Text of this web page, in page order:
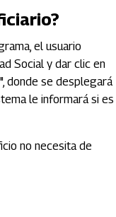
el usuario
Social y dar clic en
donde se desplegará
le informará si es
no necesita de